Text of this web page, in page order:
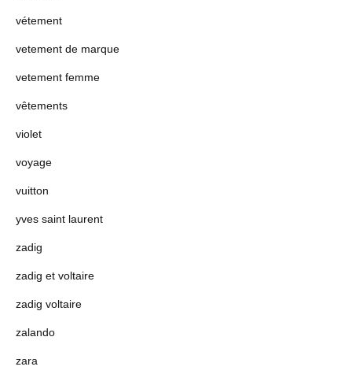
vétement
vetement de marque
vetement femme
vêtements
violet
voyage
vuitton
yves saint laurent
zadig
zadig et voltaire
zadig voltaire
zalando
zara